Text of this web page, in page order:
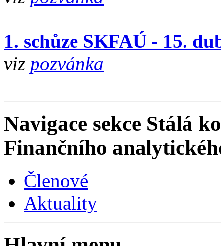
1. schůze SKFAÚ - 15.
viz pozvánka
Navigace sekce Stálá
Finančního
Členové
Aktuality